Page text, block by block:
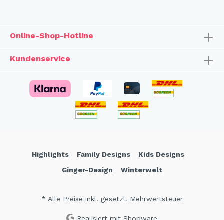
Online-Shop-Hotline
Kundenservice
Highlights Family Designs
Kids Designs
Ginger-Design
Winterwelt
* Alle Preise inkl. gesetzl. Mehrwertsteuer
Realisiert mit Shopware